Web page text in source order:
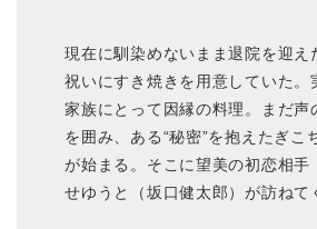
現在に馴染めないまま退院を迎え
祝いにすき焼きを用意していた。
家族にとって因縁の料理。まだ声
を囲み、ある“秘密”を抱えたぎこ
が始まる。そこに望美の初恋相手
せゆうと（坂口健太郎）が訪ね